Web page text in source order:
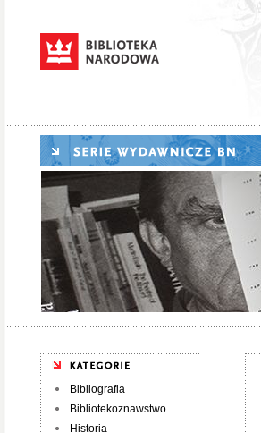
Bibliografia
Bibliotekoznawstwo
Historia